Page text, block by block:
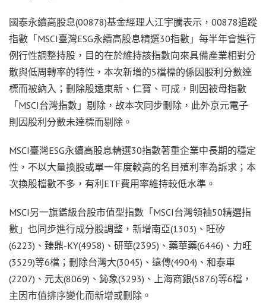
國泰永續高股息(00878)基金經理人江宇騰表示，00878追蹤
指數「MSCI臺灣ESG永續高股息精選30指數」每半年會進行
例行性調整持股，目的在於維持該指數向來具備產業相對分
散與低周轉率的特性，本次新增的5檔標的係因股利分數達
標而被納入；刪除股遠東新、仁寶、可成，則因被母指數
「MSCI台灣指數」剔除，故本次同步刪除，此外京元電子
則因股利分數未達標而剔除。
MSCI臺灣ESG永續高股息精選30指數著重企業中長期的穩定
性，不以大量換股或單一年度較高的名目殖利率為訴求；本
次換股檔數不多，有利ETF費用率維持較低水準。
MSCI另一旗鑑級台股市值型指數「MSCI台灣領袖50精選指
數」也同步進行成分股調整，新增南亞(1303)、旺矽
(6223)、臻鼎-KY(4958)、研華(2395)、藥華藥(6446)、力旺
(3529)等6檔；刪除台灣大(3045)、遠傳(4904)、和泰車
(2207)、元太(8069)、鈊象(3293)、上海商銀(5876)等6檔，
主因市值排序變化而新增或刪除。